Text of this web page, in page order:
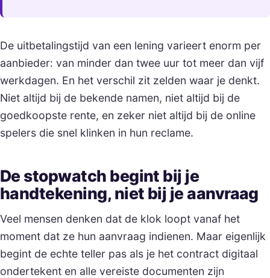
De uitbetalingstijd van een lening varieert enorm per
aanbieder: van minder dan twee uur tot meer dan vijf
werkdagen. En het verschil zit zelden waar je denkt.
Niet altijd bij de bekende namen, niet altijd bij de
goedkoopste rente, en zeker niet altijd bij de online
spelers die snel klinken in hun reclame.
De stopwatch begint bij je
handtekening, niet bij je aanvraag
Veel mensen denken dat de klok loopt vanaf het
moment dat ze hun aanvraag indienen. Maar eigenlijk
begint de echte teller pas als je het contract digitaal
ondertekent en alle vereiste documenten zijn